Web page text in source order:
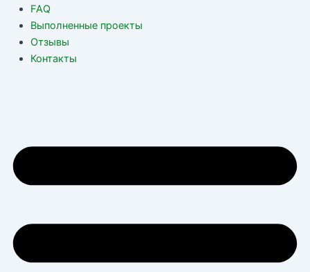
FAQ
Выполненные проекты
Отзывы
Контакты